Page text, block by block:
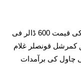
مزید برآں 15 جولائی تک پاکستان میں چاول کی قیمت 600 ڈالر فی
کمرشل قونصلر غلام
کی چاول کی برآمدات